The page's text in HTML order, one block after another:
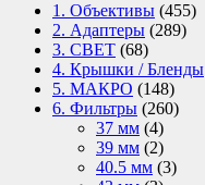
1. Объективы (455)
2. Адаптеры (289)
3. СВЕТ (68)
4. Крышки / Бленды
5. МАКРО (148)
6. Фильтры (260)
37 мм (4)
39 мм (2)
40.5 мм (3)